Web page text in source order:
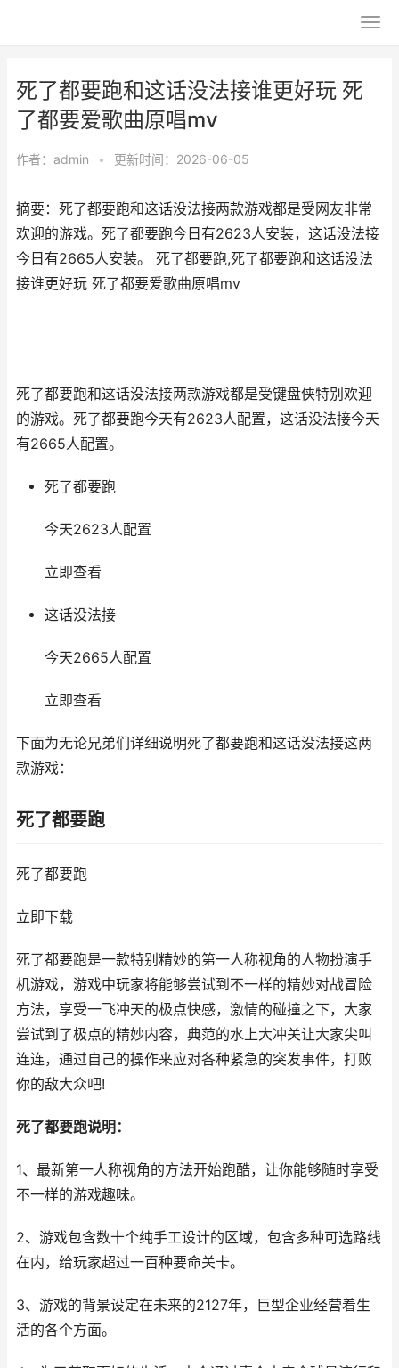
死了都要跑和这话没法接谁更好玩 死
了都要爱歌曲原唱mv
作者： admin • 更新时间：2026-06-05
摘要：死了都要跑和这话没法接两款游戏都是受网友非常
欢迎的游戏。死了都要跑今日有2623人安装，这话没法接
今日有2665人安装。 死了都要跑,死了都要跑和这话没法
接谁更好玩 死了都要爱歌曲原唱mv
死了都要跑和这话没法接两款游戏都是受键盘侠特别欢迎
的游戏。死了都要跑今天有2623人配置，这话没法接今天
有2665人配置。
死了都要跑
今天2623人配置
立即查看
这话没法接
今天2665人配置
立即查看
下面为无论兄弟们详细说明死了都要跑和这话没法接这两
款游戏：
死了都要跑
死了都要跑
立即下载
死了都要跑是一款特别精妙的第一人称视角的人物扮演手
机游戏，游戏中玩家将能够尝试到不一样的精妙对战冒险
方法，享受一飞冲天的极点快感，激情的碰撞之下，大家
尝试到了极点的精妙内容，典范的水上大冲关让大家尖叫
连连，通过自己的操作来应对各种紧急的突发事件，打败
你的敌大众吧!
死了都要跑说明：
1、最新第一人称视角的方法开始跑酷，让你能够随时享受
不一样的游戏趣味。
2、游戏包含数十个纯手工设计的区域，包含多种可选路线
在内，给玩家超过一百种要命关卡。
3、游戏的背景设定在未来的2127年，巨型企业经营着生
活的各个方面。